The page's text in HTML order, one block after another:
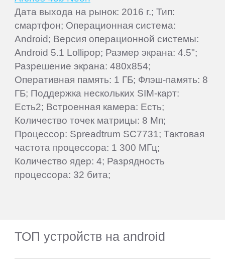
Дата выхода на рынок: 2016 г.; Тип:
смартфон; Операционная система:
Android; Версия операционной системы:
Android 5.1 Lollipop; Размер экрана: 4.5";
Разрешение экрана: 480x854;
Оперативная память: 1 ГБ; Флэш-память: 8
ГБ; Поддержка нескольких SIM-карт:
Есть2; Встроенная камера: Есть;
Количество точек матрицы: 8 Мп;
Процессор: Spreadtrum SC7731; Тактовая
частота процессора: 1 300 МГц;
Количество ядер: 4; Разрядность
процессора: 32 бита;
ТОП устройств на android